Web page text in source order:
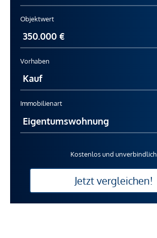
Objektwert
Vorhaben
Immobilienart
Kostenlos und unverbindlich
Jetzt vergleichen!